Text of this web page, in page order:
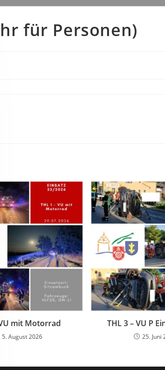
für Personen)
mit Motorrad
5. August 2026
THL 3 – VU P
25. Juni